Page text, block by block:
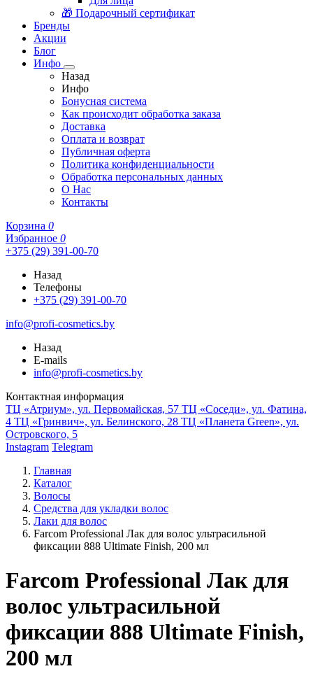
🎁 Подарочный сертификат
Бренды
Акции
Блог
Инфо
Назад
Инфо
Бонусная система
Как происходит обработка заказа
Доставка
Оплата и возврат
Публичная оферта
Политика конфиденциальности
Обработка персональных данных
О Нас
Контакты
Корзина 0
Избранное 0
+375 (29) 391-00-70
Назад
Телефоны
+375 (29) 391-00-70
info@profi-cosmetics.by
Назад
E-mails
info@profi-cosmetics.by
Контактная информация
ТЦ «Атриум», ул. Первомайская, 57 ТЦ «Соседи», ул. Фатина,
4 ТЦ «Гринвич», ул. Белинского, 28 ТЦ «Планета Green», ул.
Островского, 5
Instagram Telegram
Главная
Каталог
Волосы
Средства для укладки волос
Лаки для волос
Farcom Professional Лак для волос ультрасильной
фиксации 888 Ultimate Finish, 200 мл
Farcom Professional Лак для
волос ультрасильной
фиксации 888 Ultimate Finish,
200 мл